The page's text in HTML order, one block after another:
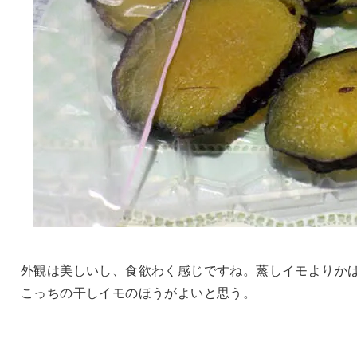
外観は美しいし、食欲わく感じですね。蒸しイモよりか
こっちの干しイモのほうがよいと思う。